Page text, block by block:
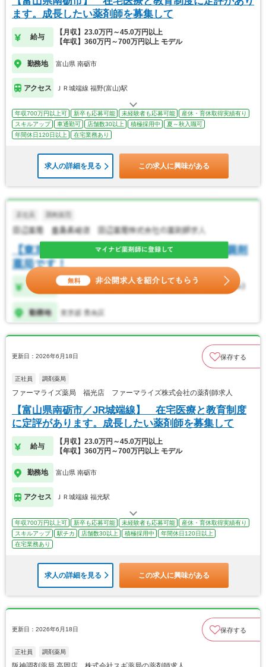
ます。成長したい薬剤師を募集して
給与
【月収】23.0万円～45.0万円以上
【年収】360万円～700万円以上 モデル
勤務地 富山県 南砺市
アクセス ＪＲ城端線 福野(富山)駅
年収700万円以上可 新卒も応募可能 未経験者も応募可能
産休・育休取得実績有り
スキルアップ
車通勤可 店舗数30以上 積極採用中
夏～秋入職可
年間休日120日以上
在宅業務あり
求人の詳細を見る この求人に興味がある
更新日：2026年6月18日 保存する
正社員 調剤薬局
ファーマライズ薬局 福光店 ファーマライズ株式会社の薬剤師求人
【富山県南砺市／JR城端線】 在宅医療と教育制度
に定評があります。成長したい薬剤師を募集して
給与
【月収】23.0万円～45.0万円以上
【年収】360万円～700万円以上 モデル
勤務地 富山県 南砺市
アクセス ＪＲ城端線 福光駅
年収700万円以上可 新卒も応募可能 未経験者も応募可能
産休・育休取得実績有り
スキルアップ
駅チカ 店舗数30以上 積極採用中
年間休日120日以上
在宅業務あり
求人の詳細を見る この求人に興味がある
更新日：2026年6月18日 保存する
正社員 調剤薬局